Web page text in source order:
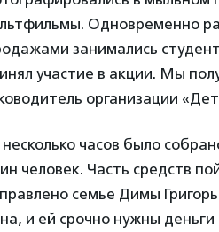
Одновременно
занимались
участие в акции. Мы
организации
несколько часов было
человек. Часть средств
семье Димы
и ей срочно нужны